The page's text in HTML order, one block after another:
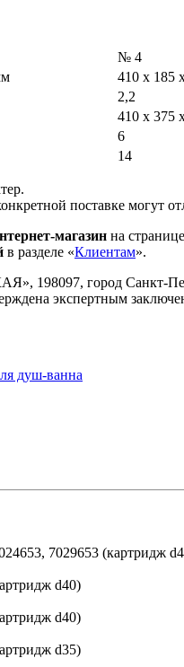
№ 4
410 х 185
2,2
410 х 375
6
14
поставке могут
магазин на
в разделе «Клиентам».
198097, город Санкт-
экспертным
душ-ванна
7029653 (картридж
d40)
d40)
d35)